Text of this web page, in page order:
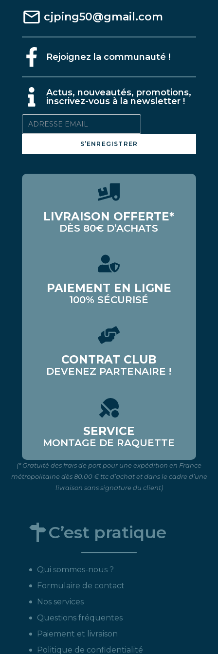
cjping50@gmail.com
Rejoignez la communauté !
Actus, nouveautés, promotions,
inscrivez-vous à la newsletter !
S’ENREGISTRER
LIVRAISON OFFERTE*
DÈS 80€ D’ACHATS
PAIEMENT EN LIGNE
100% SÉCURISÉ
CONTRAT CLUB
DEVENEZ PARTENAIRE !
SERVICE
MONTAGE DE RAQUETTE
(* Gratuité des frais de port pour une expédition en France
métropolitaine dès 80.00 € ttc d’achat et dans le cadre d’une
livraison sans signature du client)
C’est pratique
Qui sommes-nous ?
Formulaire de contact
Nos services
Questions fréquentes
Paiement et livraison
Politique de confidentialité